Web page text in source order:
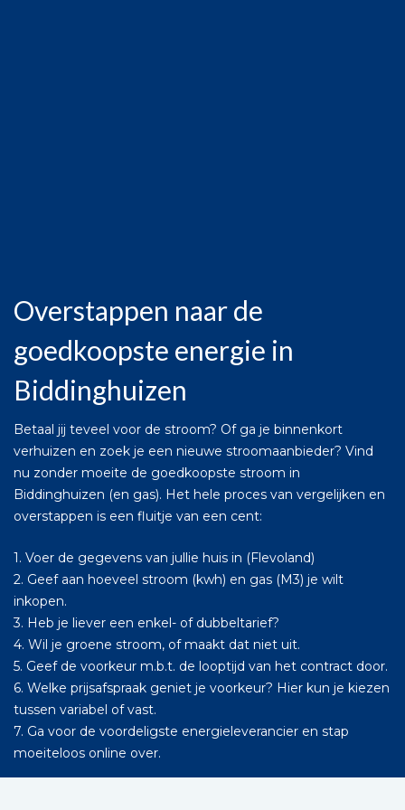
Overstappen naar de
goedkoopste energie in
Biddinghuizen
Betaal jij teveel voor de stroom? Of ga je binnenkort
verhuizen en zoek je een nieuwe stroomaanbieder? Vind
nu zonder moeite de goedkoopste stroom in
Biddinghuizen (en gas). Het hele proces van vergelijken en
overstappen is een fluitje van een cent:
1. Voer de gegevens van jullie huis in (Flevoland)
2. Geef aan hoeveel stroom (kwh) en gas (M3) je wilt
inkopen.
3. Heb je liever een enkel- of dubbeltarief?
4. Wil je groene stroom, of maakt dat niet uit.
5. Geef de voorkeur m.b.t. de looptijd van het contract door.
6. Welke prijsafspraak geniet je voorkeur? Hier kun je kiezen
tussen variabel of vast.
7. Ga voor de voordeligste energieleverancier en stap
moeiteloos online over.